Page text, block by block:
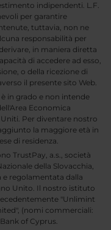
indipendenti. L.F.
per garantire
tuttavia, non ne
responsabilità per
in maniera diretta
di accedere ad esso,
o della ricezione di
il presente sito Web.
in grado e non intende
Economica
Uniti. Per diventare nostro
la maggiore età in
di residenza.
TrustPay, a.s., società
della Slovacchia,
e regolamentata dalla
Unito. Il nostro istituto
"Unlimint
(nomi commerciali:
of Cyprus.